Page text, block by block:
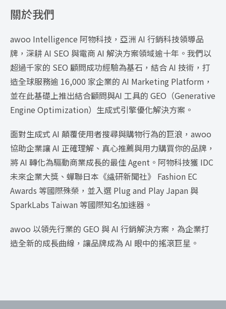
關於我們
awoo Intelligence 阿物科技，亞洲 AI 行銷科技領導品
牌，深耕 AI SEO 與電商 AI 解決方案領域逾十年。我們以
超過千家的 SEO 顧問成功經驗為基石，結合 AI 技術，打
造全球服務逾 16,000 家企業的 AI Marketing Platform，
並在此基礎上推出結合顧問與AI 工具的 GEO（Generative
Engine Optimization）生成式引擎優化解決方案。
面對生成式 AI 顛覆使用者搜尋與購物行為的巨浪，awoo
協助企業讓 AI 正確理解、真心推薦與用力購買你的品牌，
將 AI 轉化為驅動商業成長的最佳 Agent。阿物科技獲 IDC
未來企業大獎、蟬聯日本《繊研新聞社》 Fashion EC
Awards 等國際殊榮，並入選 Plug and Play Japan 與
SparkLabs Taiwan 等國際知名加速器。
awoo 以領先行業的 GEO 與 AI 行銷解決方案，為企業打
造全新的成長曲線，讓品牌成為 AI 眼中的搖滾巨星。